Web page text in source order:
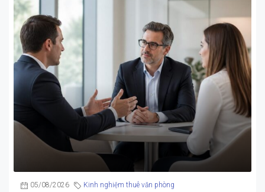
05/08/2026 Kinh nghiệm thuê văn phòng